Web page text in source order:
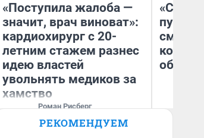
«Поступила жалоба —
значит, врач виноват»:
кардиохирург с 20-
летним стажем разнес
идею властей
увольнять медиков за
хамство
Роман Рисберг
Выполнил более 7000
лечебных и диагностических
РЕКОМЕНДУЕМ